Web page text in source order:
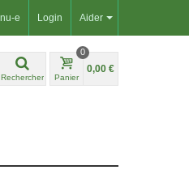
Aider
e Login
Rechercher Panier
0
0,00 €